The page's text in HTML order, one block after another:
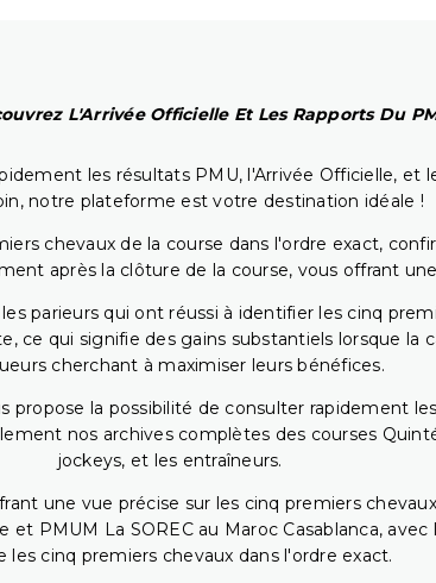
L'Arrivée Officielle Et Les Rapports Du
les résultats PMU, l'Arrivée Officielle, et
notre plateforme est votre destination idéale !
chevaux de la course dans l'ordre exact,
après la clôture de la course, vous offrant
parieurs qui ont réussi à identifier les cinq
ce qui signifie des gains substantiels lorsque
cherchant à maximiser leurs bénéfices.
propose la possibilité de consulter rapidement
nos archives complètes des courses
jockeys, et les entraîneurs.
une vue précise sur les cinq premiers
PMUM La SOREC au Maroc Casablanca,
les cinq premiers chevaux dans l'ordre exact.